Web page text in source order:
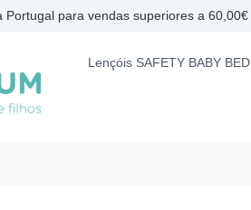
Portugal para vendas superiores a 60,00€
Lençóis SAFETY BABY BED